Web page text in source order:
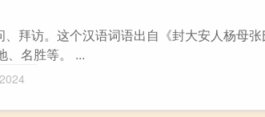
拜访。这个汉语词语出自《封大安人杨母
、名胜等。 ...